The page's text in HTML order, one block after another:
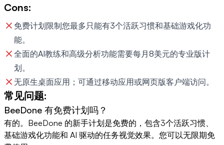
Cons:
免费计划限制您最多只能有3个活跃习惯和基础游戏化功
能。
全面的AI教练和高级分析功能需要每月8美元的专业版计
划。
无原生桌面应用；可通过移动应用或网页版客户端访问。
常见问题:
BeeDone 有免费计划吗？
有的。BeeDone 的新手计划是免费的，包含3个活跃习惯、
基础游戏化功能和 AI 驱动的任务视觉效果。您可以无限期免